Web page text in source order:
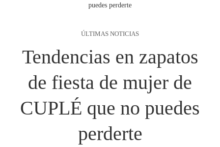
puedes perderte
ÚLTIMAS NOTICIAS
Tendencias en zapatos
de fiesta de mujer de
CUPLÉ que no puedes
perderte